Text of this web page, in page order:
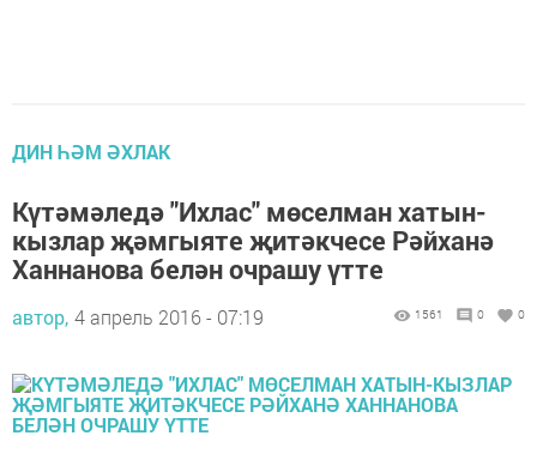
ДИН ҺӘМ ӘХЛАК
Күтәмәледә "Ихлас" мөселман хатын-
кызлар җәмгыяте җитәкчесе Рәйханә
Ханнанова белән очрашу үтте
автор, 4 апрель 2016 - 07:19 1561 0 0